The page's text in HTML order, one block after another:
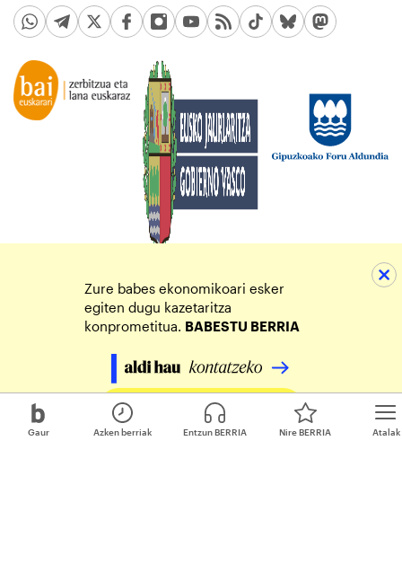
Gaur Atalak
Azken berriak Entzun BERRIA Nire BERRIA
Zure babes ekonomikoari esker
egiten dugu kazetaritza
konprometitua. BABESTU BERRIA
Egin zure ekarpena